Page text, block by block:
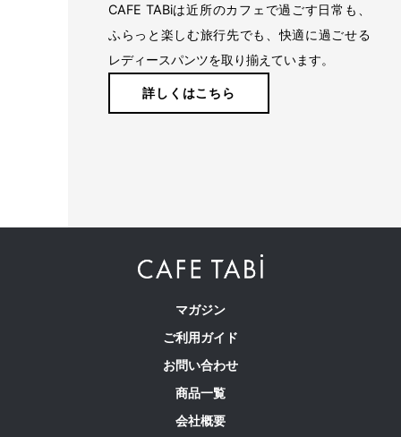
ず、女性なら誰もが抱える体型の悩みに寄り添い、 変化し
やすい女性の体形にしっかりフィット、サポート。 長時間
はいていても疲れにくく、キレイと快適を両立します。
繊維のまちで福山で、年54万本のパンツ
CAFE TABiは近所のカフェで過ごす日常も、
ふらっと楽しむ旅行先でも、快適に過ごせる
レディースパンツを取り揃えています。
詳しくはこちら
マガジン
ご利用ガイド
お問い合わせ
商品一覧
会社概要